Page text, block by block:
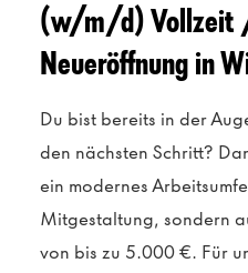
(w/m/d) Vollzeit
Neueröffnung in
Du bist bereits in der
den nächsten Schritt?
ein modernes
Mitgestaltung, sondern
von bis zu 5.000 €. Für